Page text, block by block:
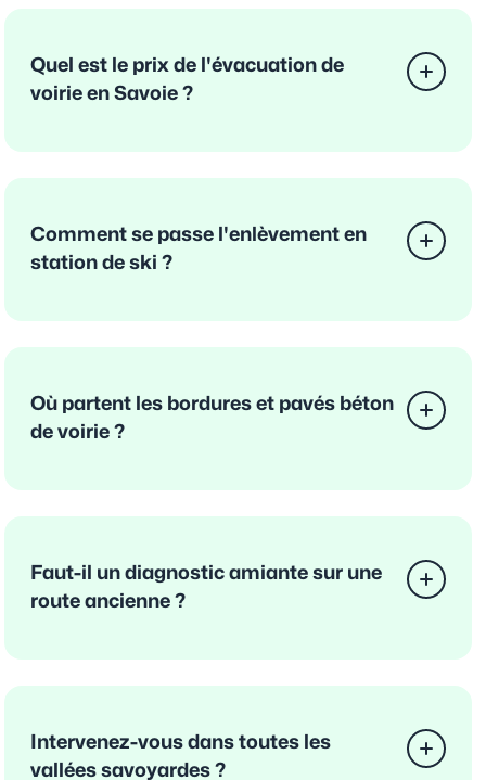
Quel est le prix de l'évacuation de
voirie en Savoie ?
Comment se passe l'enlèvement en
station de ski ?
Où partent les bordures et pavés béton
de voirie ?
Faut-il un diagnostic amiante sur une
route ancienne ?
Intervenez-vous dans toutes les
vallées savoyardes ?